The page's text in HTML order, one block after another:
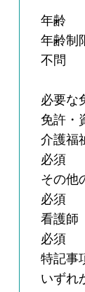
年齢
年齢制
不問
必要な
免許・
介護福
必須
その他
必須
看護師
必須
特記事
いずれ